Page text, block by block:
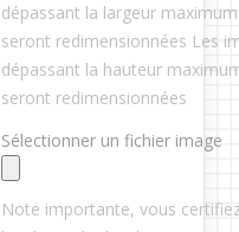
dépassant la largeur
seront redimensionnées Les
dépassant la hauteur
seront redimensionnées
Sélectionner un fichier image
Note importante, vous